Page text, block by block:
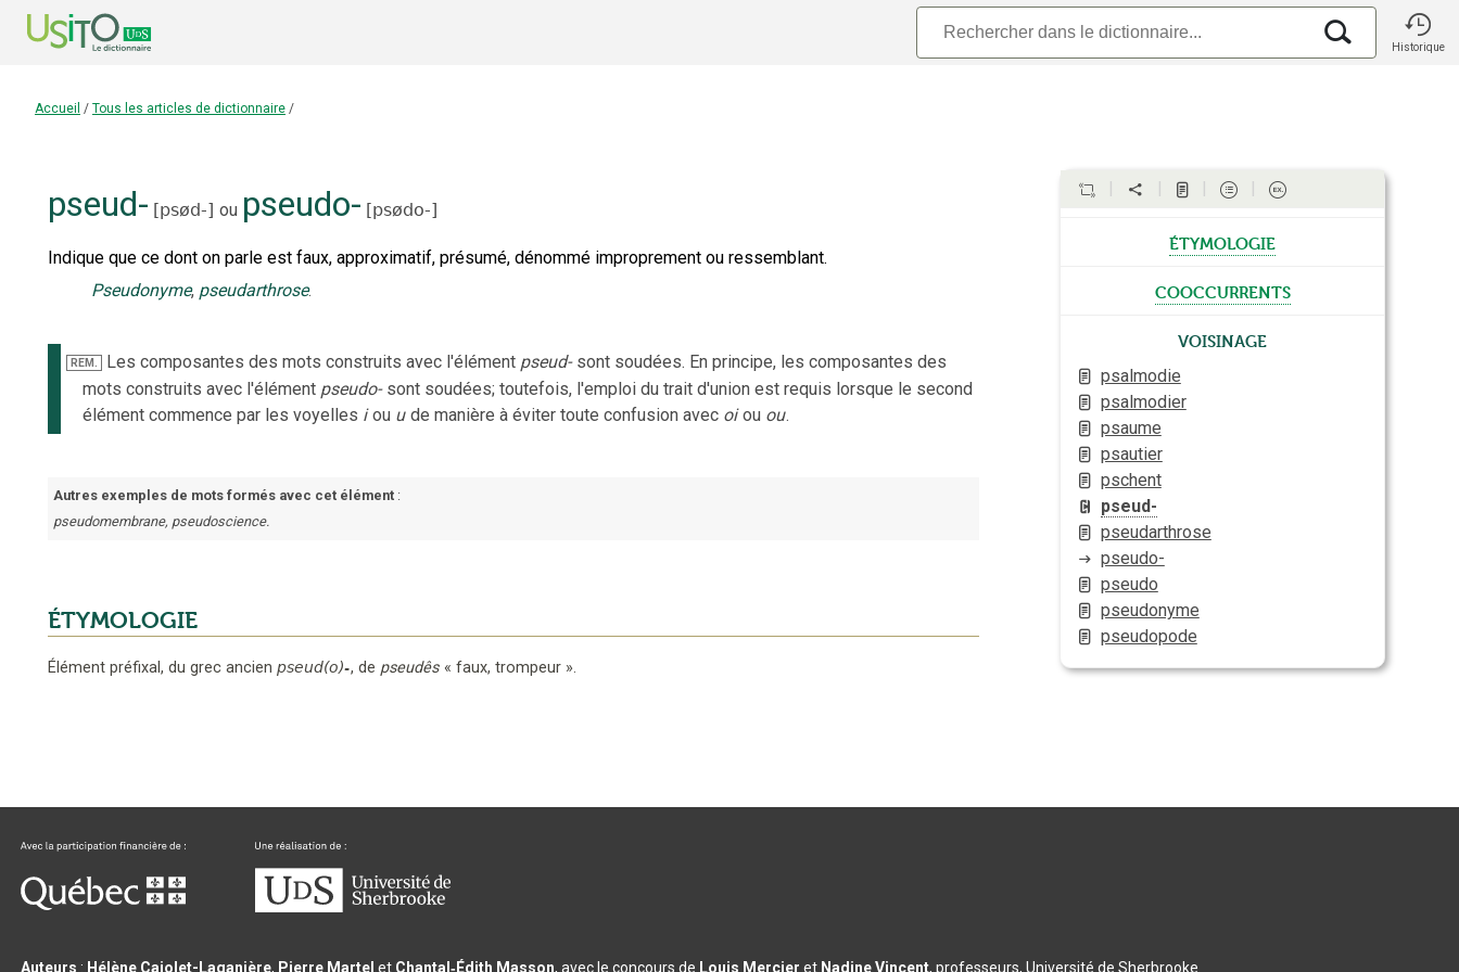
Historique
Accueil / Tous les articles de dictionnaire /
pseud- [psød-] ou pseudo- [psødo-]
Indique que ce dont on parle est faux, approximatif, présumé, dénommé improprement ou ressemblant.
Pseudonyme, pseudarthrose.
REM. Les composantes des mots construits avec l'élément pseud- sont soudées. En principe, les composantes des
mots construits avec l'élément pseudo- sont soudées; toutefois, l'emploi du trait d'union est requis lorsque le second
élément commence par les voyelles i ou u de manière à éviter toute confusion avec oi ou ou.
Autres exemples de mots formés avec cet élément :
pseudomembrane, pseudoscience.
ÉTYMOLOGIE
Élément préfixal, du grec ancien pseud(o)-, de pseudês « faux, trompeur ».
étymologie
cooccurrents
Voisinage
psalmodie
psalmodier
psaume
psautier
pschent
pseud-
pseudarthrose
pseudo-
pseudo
pseudonyme
pseudopode
Auteurs : Hélène Cajolet-Laganière, Pierre Martel et Chantal‑Édith Masson, avec le concours de Louis Mercier et Nadine Vincent, professeurs, Université de Sherbrooke